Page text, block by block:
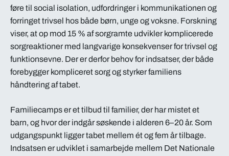
føre til social isolation, udfordringer i kommunikationen og
forringet trivsel hos både børn, unge og voksne. Forskning
viser, at op mod 15 % af sorgramte udvikler komplicerede
sorgreaktioner med langvarige konsekvenser for trivsel og
funktionsevne. Der er derfor behov for indsatser, der både
forebygger kompliceret sorg og styrker familiens
håndtering af tabet.
Familiecamps er et tilbud til familier, der har mistet et
barn, og hvor der indgår søskende i alderen 6–20 år. Som
udgangspunkt ligger tabet mellem ét og fem år tilbage.
Indsatsen er udviklet i samarbejde mellem Det Nationale